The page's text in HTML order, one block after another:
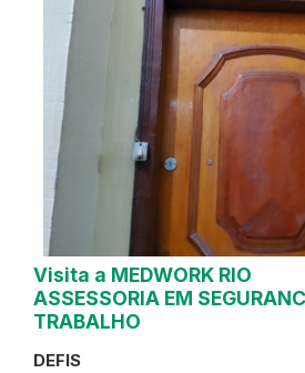
Visita a MEDWORK RIO
ASSESSORIA EM
TRABALHO
DEFIS